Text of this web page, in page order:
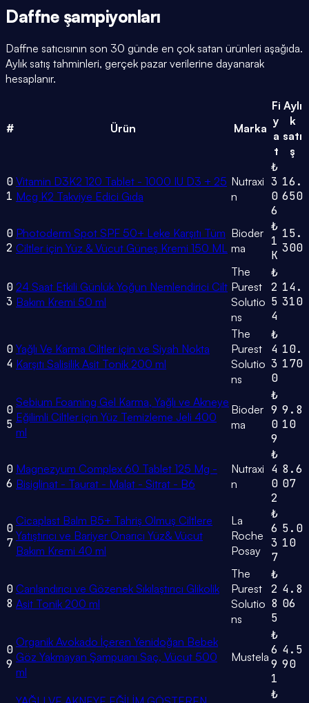
Daffne şampiyonları
Daffne satıcısının son 30 günde en çok satan ürünleri aşağıda.
Aylık satış tahminleri, gerçek pazar verilerine dayanarak
hesaplanır.
# Ürün Marka
Fi
y
a
t
Aylı
k
satı
ş
0
1
Vitamin D3K2 120 Tablet - 1000 IU D3 + 25
Mcg K2 Takviye Edici Gıda
Nutraxi
n
₺
3
0
6
16.
650
0
2
Photoderm Spot SPF 50+ Leke Karşıtı Tüm
Ciltler için Yüz & Vücut Güneş Kremi 150 ML
Bioder
ma
₺
1
K
15.
300
0
3
24 Saat Etkili Günlük Yoğun Nemlendirici Cilt
Bakım Kremi 50 ml
The
Purest
Solutio
ns
₺
2
5
4
14.
310
0
4
Yağlı Ve Karma Ciltler için ve Siyah Nokta
Karşıtı Salisilik Asit Tonik 200 ml
The
Purest
Solutio
ns
₺
4
3
0
10.
170
0
5
Sebium Foaming Gel Karma, Yağlı ve Akneye
Eğilimli Ciltler için Yüz Temizleme Jeli 400
ml
Bioder
ma
₺
9
0
9
9.8
10
0
6
Magnezyum Complex 60 Tablet 125 Mg -
Bisiglinat - Taurat - Malat - Sitrat - B6
Nutraxi
n
₺
4
0
2
8.6
07
0
7
Cicaplast Balm B5+ Tahriş Olmuş Ciltlere
Yatıştırıcı ve Bariyer Onarıcı Yüz& Vücut
Bakım Kremi 40 ml
La
Roche
Posay
₺
6
3
7
5.0
10
0
8
Canlandırıcı ve Gözenek Sıkılaştırıcı Glikolik
Asit Tonik 200 ml
The
Purest
Solutio
ns
₺
2
8
5
4.8
06
0
9
Organik Avokado İçeren Yenidoğan Bebek
Göz Yakmayan Şampuanı Saç, Vücut 500
ml
Mustela
₺
6
9
1
4.5
90
₺